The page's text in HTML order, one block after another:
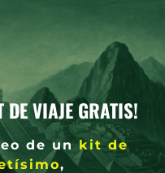
DE VIAJE GRATIS!
de unkit de
,